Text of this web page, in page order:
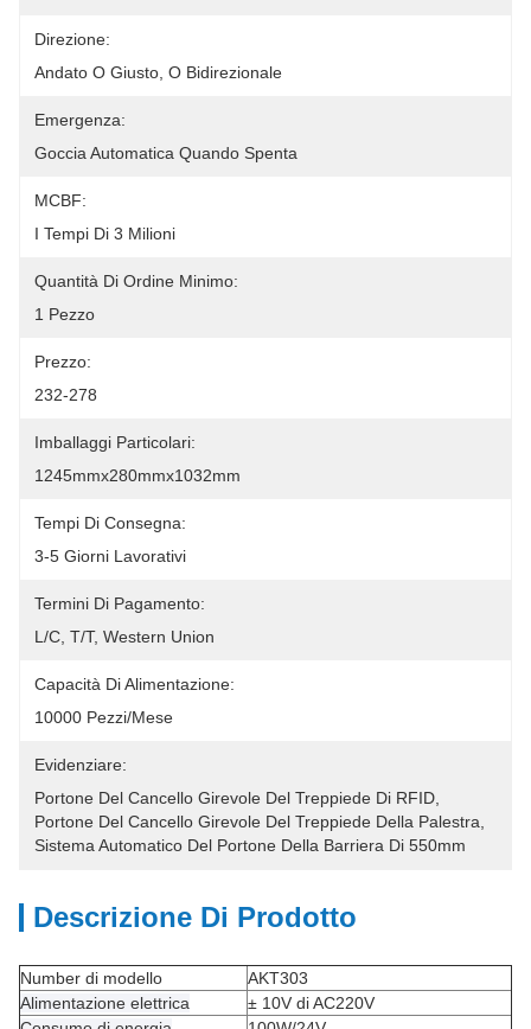
Direzione:
Andato O Giusto, O Bidirezionale
Emergenza:
Goccia Automatica Quando Spenta
MCBF:
I Tempi Di 3 Milioni
Quantità Di Ordine Minimo:
1 Pezzo
Prezzo:
232-278
Imballaggi Particolari:
1245mmx280mmx1032mm
Tempi Di Consegna:
3-5 Giorni Lavorativi
Termini Di Pagamento:
L/C, T/T, Western Union
Capacità Di Alimentazione:
10000 Pezzi/mese
Evidenziare:
Portone Del Cancello Girevole Del Treppiede Di RFID
Portone Del Cancello Girevole Del Treppiede Della Palestra
Sistema Automatico Del Portone Della Barriera Di 550mm
Descrizione Di Prodotto
Number di modello
AKT303
Alimentazione elettrica
± 10V di AC220V